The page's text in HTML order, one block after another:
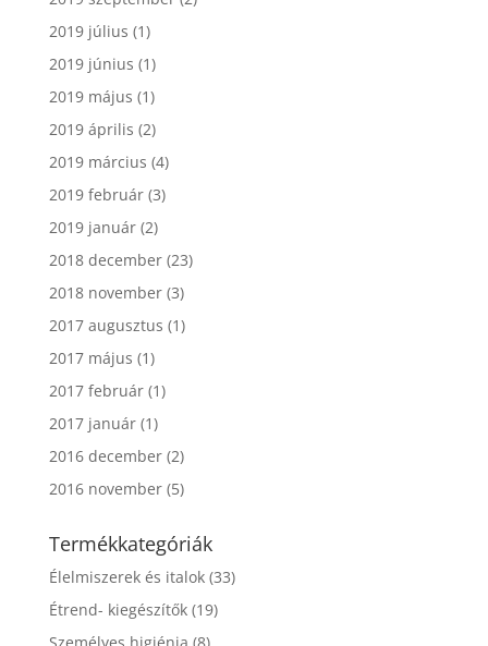
2019 július (1)
2019 június (1)
2019 május (1)
2019 április (2)
2019 március (4)
2019 február(3)
2019 január(2)
2018 december(23)
2018 november(3)
2017 augusztus (1)
2017 május (1)
2017 február(1)
2017 január(1)
2016 december(2)
2016 november(5)
Termékkategóriák
Élelmiszerek és italok (33)
Étrend- kiegészítők (19)
Személyes higiénia (8)